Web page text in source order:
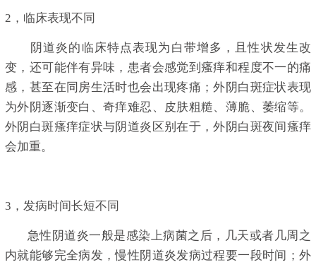
2，临床表现不同
阴道炎的临床特点表现为白带增多，且性状发生改
变，还可能伴有异味，患者会感觉到瘙痒和程度不一的痛
感，甚至在同房生活时也会出现疼痛；外阴白斑症状表现
为外阴逐渐变白、奇痒难忍、皮肤粗糙、薄脆、萎缩等。
外阴白斑瘙痒症状与阴道炎区别在于，外阴白斑夜间瘙痒
会加重。
3，发病时间长短不同
急性阴道炎一般是感染上病菌之后，几天或者几周之
内就能够完全病发，慢性阴道炎发病过程要一段时间；外